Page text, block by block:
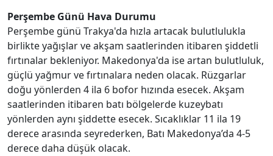
Perşembe Günü Hava Durumu
Perşembe günü Trakya'da hızla artacak bulutlulukla
birlikte yağışlar ve akşam saatlerinden itibaren şiddetli
fırtınalar bekleniyor. Makedonya'da ise artan bulutluluk,
güçlü yağmur ve fırtınalara neden olacak. Rüzgarlar
doğu yönlerden 4 ila 6 bofor hızında esecek. Akşam
saatlerinden itibaren batı bölgelerde kuzeybatı
yönlerden aynı şiddette esecek. Sıcaklıklar 11 ila 19
derece arasında seyrederken, Batı Makedonya’da 4-5
derece daha düşük olacak.